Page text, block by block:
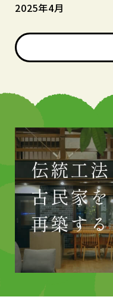
2025年4月